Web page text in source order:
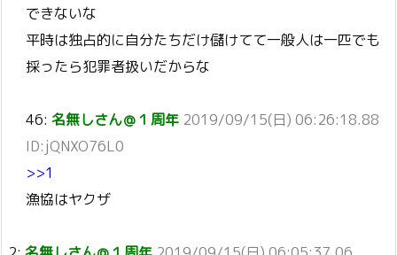
できないな
平時は独占的に自分たちだけ儲けてて一般人は一匹でも
採ったら犯罪者扱いだからな
46: 名無しさん＠１周年 2019/09/15(日) 06:26:18.88
ID:jQNXO76L0
>>1
漁協はヤクザ